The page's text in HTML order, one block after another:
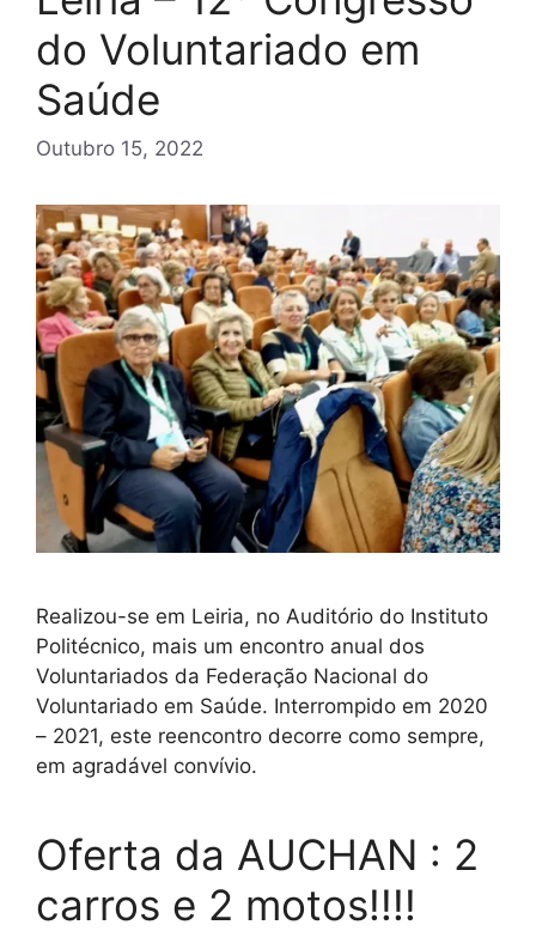
do Voluntariado em
Saúde
Outubro 15, 2022
Realizou-se em Leiria, no Auditório do Instituto
Politécnico, mais um encontro anual dos
Voluntariados da Federação Nacional do
Voluntariado em Saúde. Interrompido em 2020
– 2021, este reencontro decorre como sempre,
em agradável convívio.
Oferta da AUCHAN : 2
carros e 2 motos!!!!